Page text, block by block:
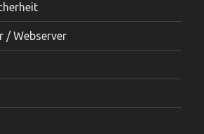
/ Webserver